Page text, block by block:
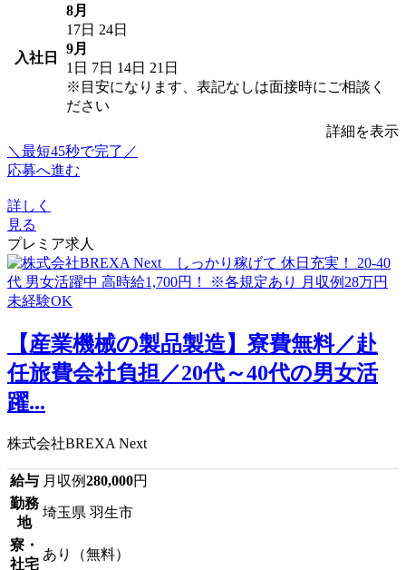
入社日
8月
17日 24日
9月
1日 7日 14日 21日
※目安になります、表記なしは面接時にご相談く
ださい
詳細を表示
＼最短45秒で完了／
応募へ進む
詳しく
見る
プレミア求人
【産業機械の製品製造】寮費無料／赴
任旅費会社負担／20代～40代の男女活
躍...
株式会社BREXA Next
給与 月収例280,000円
勤務
地
埼玉県 羽生市
寮・
社宅
あり（無料）